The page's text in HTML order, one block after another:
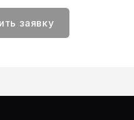
заявку